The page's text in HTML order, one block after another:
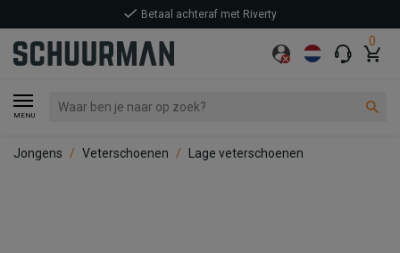
0
MENU
Betaal achteraf met Riverty
Jongens Veterschoenen Lage veterschoenen